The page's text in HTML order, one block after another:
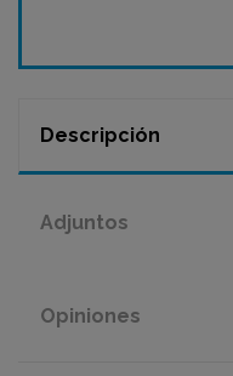
Descripción
Adjuntos
Opiniones